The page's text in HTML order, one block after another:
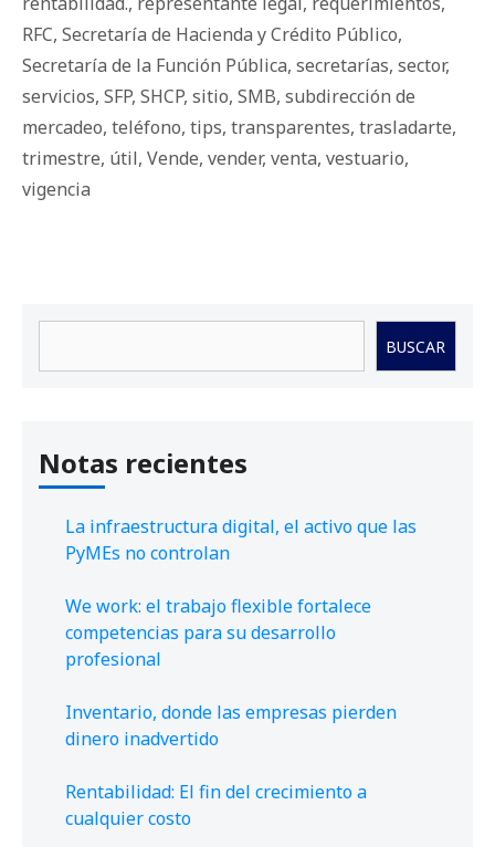
RFC, Secretaría de Hacienda y Crédito Público,
Secretaría de la Función Pública, secretarías, sector,
servicios, SFP, SHCP, sitio, SMB, subdirección de
mercadeo, teléfono, tips, transparentes, trasladarte,
trimestre, útil, Vende, vender, venta, vestuario,
vigencia
BUSCAR
Notas recientes
La infraestructura digital, el activo que las
PyMEs no controlan
We work: el trabajo flexible fortalece
competencias para su desarrollo
profesional
Inventario, donde las empresas pierden
dinero inadvertido
Rentabilidad: El fin del crecimiento a
cualquier costo